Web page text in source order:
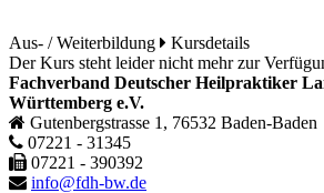
Aus- / Weiterbildung
Kursdetails
Der Kurs steht leider nicht mehr zur
Fachverband Deutscher Heilpraktiker
Württemberg e.V.
Gutenbergstrasse 1, 76532 Baden-Baden
07221 - 31345
07221 - 390392
info@fdh-bw.de